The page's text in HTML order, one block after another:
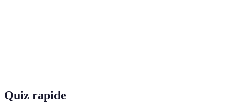
Quiz rapide